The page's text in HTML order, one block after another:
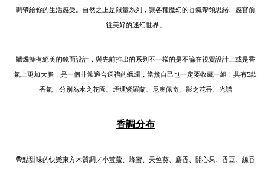
調帶給你的生活感受。自然之上是限量系列，讓各種魔幻的香氣帶領思緒、感官前
往美好的迷幻世界。
蠟燭擁有絕美的鏡面設計，與先前推出的系列不一樣的是不論在視覺設計上或是香
氣上更加大膽，是一個非常適合送禮的蠟燭，當然自己也一定要收藏一組！共有5款
香氣，分別為水之花園、煙燻紫羅蘭、尼奧佩奇、影之花香、光譜
香調分布
帶點甜味的快樂東方木質調／小荳蔻、蜂蜜、天竺葵、麝香、開心果、香豆、線香